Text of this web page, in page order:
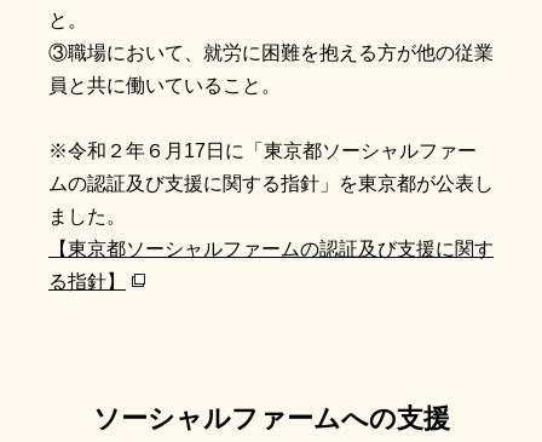
と。
③職場において、就労に困難を抱える方が他の従業
員と共に働いていること。
※令和２年６月17日に「東京都ソーシャルファー
ムの認証及び支援に関する指針」を東京都が公表し
ました。
【東京都ソーシャルファームの認証及び支援に関す
る指針】
ソーシャルファームへの支援